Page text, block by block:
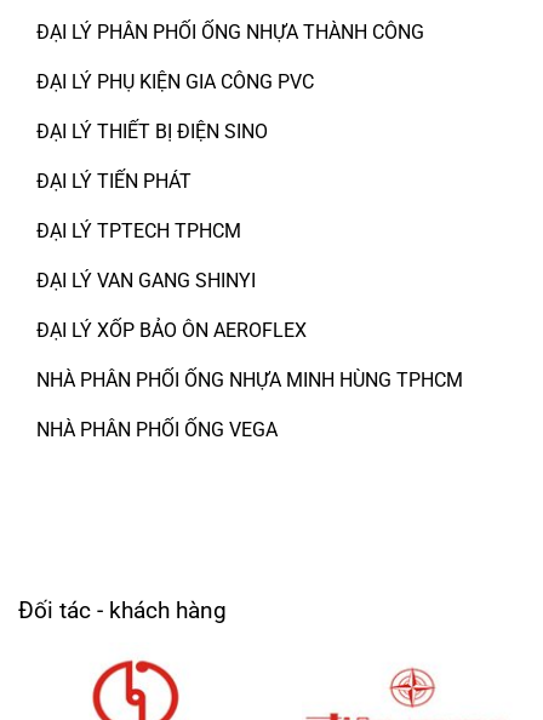
ĐẠI LÝ PHÂN PHỐI ỐNG NHỰA THÀNH CÔNG
ĐẠI LÝ PHỤ KIỆN GIA CÔNG PVC
ĐẠI LÝ THIẾT BỊ ĐIỆN SINO
ĐẠI LÝ TIẾN PHÁT
ĐẠI LÝ TPTECH TPHCM
ĐẠI LÝ VAN GANG SHINYI
ĐẠI LÝ XỐP BẢO ÔN AEROFLEX
NHÀ PHÂN PHỐI ỐNG NHỰA MINH HÙNG TPHCM
NHÀ PHÂN PHỐI ỐNG VEGA
Đối tác - khách hàng